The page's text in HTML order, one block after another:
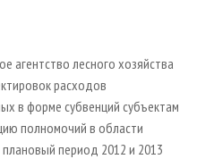
агентство лесного хозяйства
расходов
в форме субвенций субъектам
полномочий в области
период 2012 и 2013